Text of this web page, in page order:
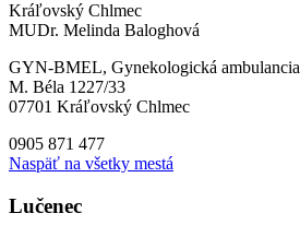
Kráľovský Chlmec
MUDr. Melinda Baloghová
GYN-BMEL, Gynekologická ambulancia
M. Béla 1227/33
07701 Kráľovský Chlmec
0905 871 477
Naspäť na všetky mestá
Lučenec